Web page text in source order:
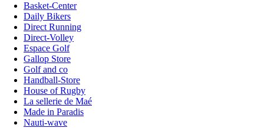
Basket-Center
Daily Bikers
Direct Running
Direct-Volley
Espace Golf
Gallop Store
Golf and co
Handball-Store
House of Rugby
La sellerie de Maé
Made in Paradis
Nauti-wave